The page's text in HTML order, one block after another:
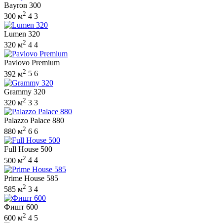
Bayron 300
300 м2 4 3
Lumen 320
320 м2 4 4
Pavlovo Premium
392 м2 5 6
Grammy 320
320 м2 3 3
Palazzo Palace 880
880 м2 6 6
Full House 500
500 м2 4 4
Prime House 585
585 м2 3 4
Фишт 600
600 м2 4 5